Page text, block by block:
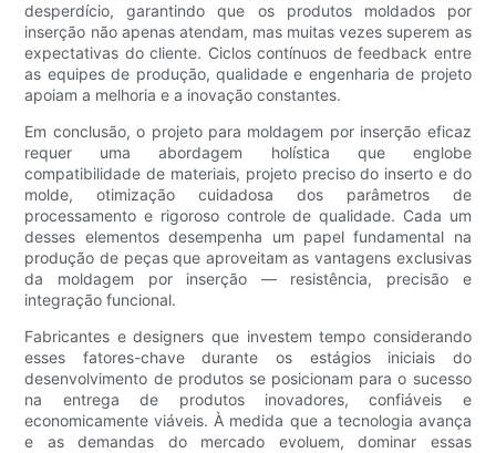
desperdício, garantindo que os produtos moldados por
inserção não apenas atendam, mas muitas vezes superem as
expectativas do cliente. Ciclos contínuos de feedback entre
as equipes de produção, qualidade e engenharia de projeto
apoiam a melhoria e a inovação constantes.
Em conclusão, o projeto para moldagem por inserção eficaz
requer uma abordagem holística que englobe
compatibilidade de materiais, projeto preciso do inserto e do
molde, otimização cuidadosa dos parâmetros de
processamento e rigoroso controle de qualidade. Cada um
desses elementos desempenha um papel fundamental na
produção de peças que aproveitam as vantagens exclusivas
da moldagem por inserção — resistência, precisão e
integração funcional.
Fabricantes e designers que investem tempo considerando
esses fatores-chave durante os estágios iniciais do
desenvolvimento de produtos se posicionam para o sucesso
na entrega de produtos inovadores, confiáveis ​​e
economicamente viáveis. À medida que a tecnologia avança
e as demandas do mercado evoluem, dominar essas